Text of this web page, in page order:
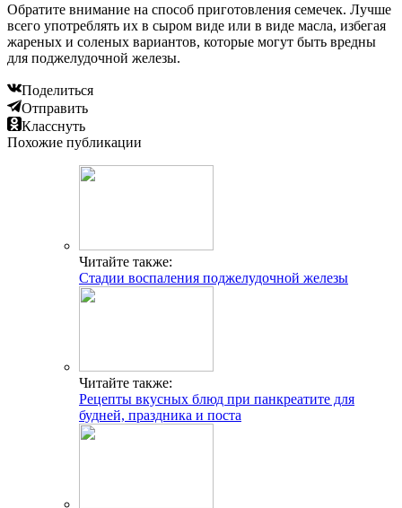
Обратите внимание на способ приготовления семечек. Лучше
всего употреблять их в сыром виде или в виде масла, избегая
жареных и соленых вариантов, которые могут быть вредны
для поджелудочной железы.
Поделиться
Отправить
Класснуть
Похожие публикации
Читайте также:
Стадии воспаления поджелудочной железы
Читайте также:
Рецепты вкусных блюд при панкреатите для
будней, праздника и поста